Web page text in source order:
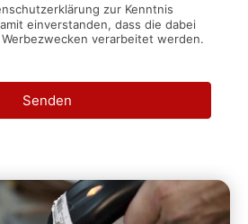
zur Kenntnis
einverstanden, dass die dabei
verarbeitet werden.
Senden